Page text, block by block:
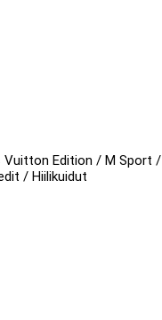
Vuitton Edition / M Sport /
/ Hiilikuidut